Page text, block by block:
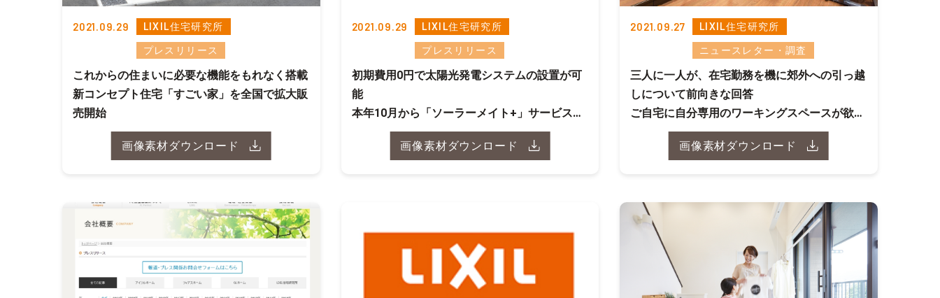
2021.09.29 LIXIL住宅研究所
プレスリリース
これからの住まいに必要な機能をもれなく搭載
新コンセプト住宅「すごい家」を全国で拡大販
売開始
画像素材ダウンロード
2021.09.29 LIXIL住宅研究所
プレスリリース
初期費用0円で太陽光発電システムの設置が可
能
本年10月から「ソーラーメイト+」サービスの
提供を開始
画像素材ダウンロード
2021.09.27 LIXIL住宅研究所
ニュースレター・調査
三人に一人が、在宅勤務を機に郊外への引っ越
しについて前向きな回答
ご自宅に自分専用のワーキングスペースが欲し
い方が 77.６％
自宅のワーキングスペースに関する調査結果報
画像素材ダウンロード